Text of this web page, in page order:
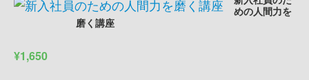
めの人間力を
磨く講座
¥1,650